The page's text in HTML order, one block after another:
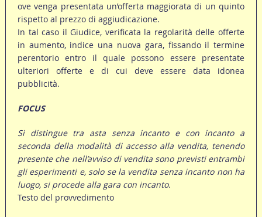
ove venga presentata un’offerta maggiorata di un quinto
rispetto al prezzo di aggiudicazione.
In tal caso il Giudice, verificata la regolarità delle offerte
in aumento, indice una nuova gara, fissando il termine
perentorio entro il quale possono essere presentate
ulteriori offerte e di cui deve essere data idonea
pubblicità.
FOCUS
Si distingue tra asta senza incanto e con incanto a
seconda della modalità di accesso alla vendita, tenendo
presente che nell’avviso di vendita sono previsti entrambi
gli esperimenti e, solo se la vendita senza incanto non ha
luogo, si procede alla gara con incanto.
Testo del provvedimento